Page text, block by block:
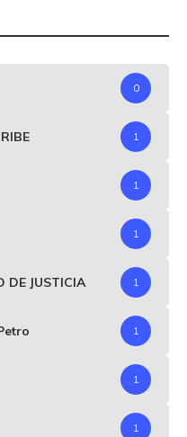
0
1
1
1
DE JUSTICIA 1
1
1
1